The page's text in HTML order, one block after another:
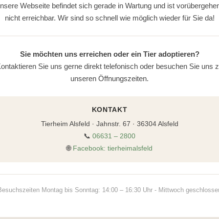
Webseite befindet sich gerade in Wartung und ist
nicht erreichbar. Wir sind so schnell wie möglich wieder für Sie da!
Sie möchten uns erreichen oder ein Tier adoptieren?
Sie uns gerne direkt telefonisch oder besuchen Sie uns
unseren Öffnungszeiten.
KONTAKT
Tierheim Alsfeld · Jahnstr. 67 · 36304 Alsfeld
📞 06631 – 2800
🌐 Facebook: tierheimalsfeld
Montag bis Sonntag: 14:00 – 16:30 Uhr - Mittwoch